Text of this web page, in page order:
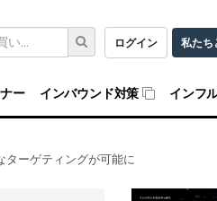
ログイン 私たち
ー インバウンド対策 インフ
ターゲティングが可能に